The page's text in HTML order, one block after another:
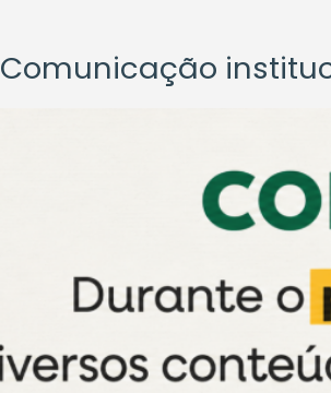
Comunicação